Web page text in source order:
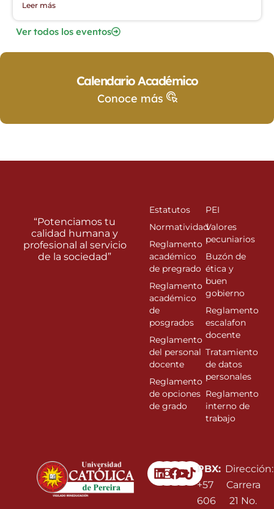
Leer más
Ver todos los eventos
Calendario Académico
Conoce más
Linkedin
Instagram
Facebook
Youtube
PBX:
+57
606
Dirección:
Carrera
21 No.
“Potenciamos tu
calidad humana y
profesional al servicio
de la sociedad”
Estatutos
Normatividad
Reglamento
académico
de pregrado
Reglamento
académico
de
posgrados
Reglamento
del personal
docente
Reglamento
de opciones
de grado
PEI
Valores
pecuniarios
Buzón de
ética y
buen
gobierno
Reglamento
escalafon
docente
Tratamiento
de datos
personales
Reglamento
interno de
trabajo